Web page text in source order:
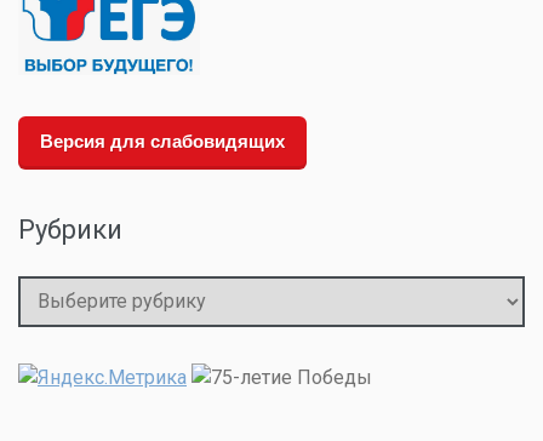
Версия для слабовидящих
Рубрики
Рубрики